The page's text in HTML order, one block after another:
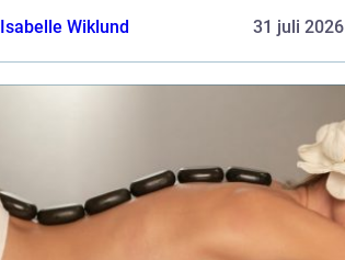
Isabelle Wiklund 31 juli 2026